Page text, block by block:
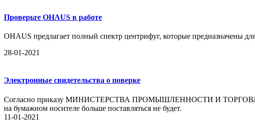
Проверьте OHAUS в работе
OHAUS предлагает полный спектр центрифуг, которые предназначены
28-01-2021
Электронные свидетельства о поверке
Согласно приказу МИНИСТЕРСТВА ПРОМЫШЛЕННОСТИ И ТОРГОВЛИ
на бумажном носителе больше поставляться не будет.
11-01-2021